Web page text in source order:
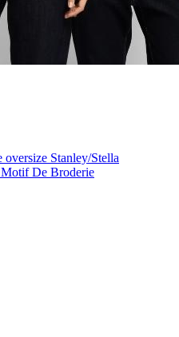
Stanley/Stella
De Broderie